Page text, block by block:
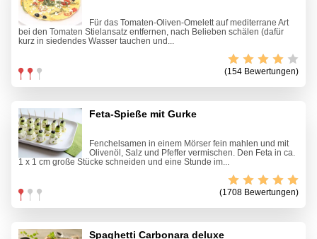
Für das Tomaten-Oliven-Omelett auf mediterrane Art
bei den Tomaten Stielansatz entfernen, nach Belieben schälen (dafür
kurz in siedendes Wasser tauchen und...
(154 Bewertungen)
Feta-Spieße mit Gurke
Fenchelsamen in einem Mörser fein mahlen und mit
Olivenöl, Salz und Pfeffer vermischen. Den Feta in ca.
1 x 1 cm große Stücke schneiden und eine Stunde im...
(1708 Bewertungen)
Spaghetti Carbonara deluxe